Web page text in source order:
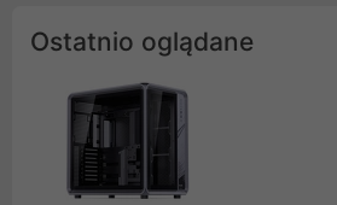
Ostatnio oglądane